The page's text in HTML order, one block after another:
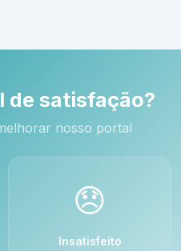
de satisfação?
nosso portal
😞
Insatisfeito